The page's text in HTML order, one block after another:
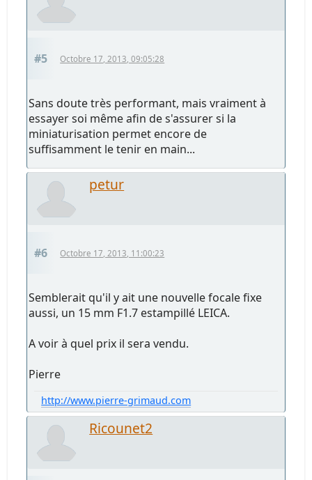
#5 Octobre 17, 2013, 09:05:28
Sans doute très performant, mais vraiment à
essayer soi même afin de s'assurer si la
miniaturisation permet encore de
suffisamment le tenir en main...
petur
#6 Octobre 17, 2013, 11:00:23
Semblerait qu'il y ait une nouvelle focale fixe
aussi, un 15 mm F1.7 estampillé LEICA.
A voir à quel prix il sera vendu.
Pierre
http://www.pierre-grimaud.com
Ricounet2